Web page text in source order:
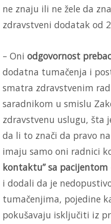
ne znaju ili ne žele da
zdravstveni dodatak od
– Oni odgovornost
dodatna tumačenja i
smatra zdravstvenim
saradnikom u smislu
zdravstvenu uslugu, šta
da li to znači da pravo
imaju samo oni radnici
kontaktu” sa pacijentom
i dodali da je
tumačenjima, pojedine
pokušavaju isključiti iz